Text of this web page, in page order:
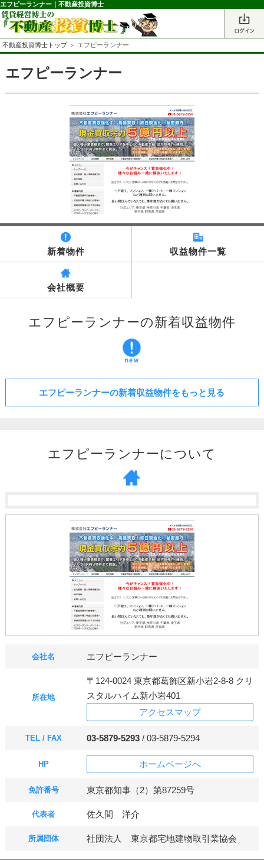
エフピーランナー｜不動産投資博士
不動産投資博士トップ＞ エフピーランナー
エフピーランナー
新着物件 収益物件一覧
会社概要
エフピーランナーの新着収益物件
エフピーランナーの新着収益物件をもっと見る
エフピーランナーについて
会社名 エフピーランナー
所在地
〒124-0024 東京都葛飾区新小岩2-8-8 クリ
スタルハイム新小岩401
アクセスマップ
TEL / FAX 03-5879-5293/ 03-5879-5294
HP ホームページへ
免許番号 東京都知事（2）第87259号
代表者 佐久間 洋介
所属団体 社団法人 東京都宅地建物取引業協会